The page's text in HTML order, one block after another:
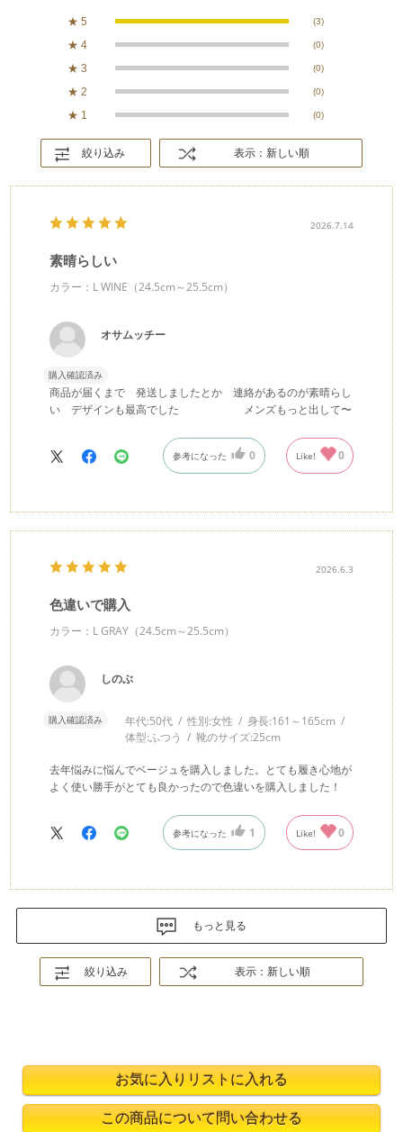
★ 5 (3)
★ 4 (0)
★ 3 (0)
★ 2 (0)
★ 1 (0)
絞り込み 表示：新しい順
2026.7.14
素晴らしい
カラー：L WINE（24.5cm～25.5cm）
オサムッチー
購入確認済み
商品が届くまで 発送しましたとか 連絡があるのが素晴らし
い デザインも最高でした メンズもっと出して〜
参考になった 0 Like! 0
2026.6.3
色違いで購入
カラー：L GRAY（24.5cm～25.5cm）
しのぶ
購入確認済み 年代:50代 性別:女性 身長:161～165cm
体型:ふつう 靴のサイズ:25cm
去年悩みに悩んでベージュを購入しました。とても履き心地が
よく使い勝手がとても良かったので色違いを購入しました！
参考になった 1 Like! 0
もっと見る
絞り込み 表示：新しい順